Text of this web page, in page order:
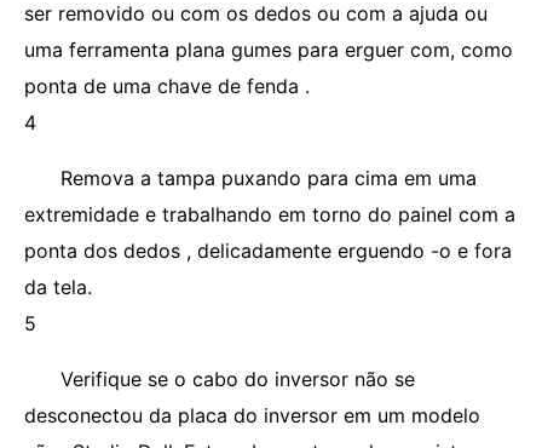
ser removido ou com os dedos ou com a ajuda ou
uma ferramenta plana gumes para erguer com, como
ponta de uma chave de fenda .
4
Remova a tampa puxando para cima em uma
extremidade e trabalhando em torno do painel com a
ponta dos dedos , delicadamente erguendo -o e fora
da tela.
5
Verifique se o cabo do inversor não se
desconectou da placa do inversor em um modelo